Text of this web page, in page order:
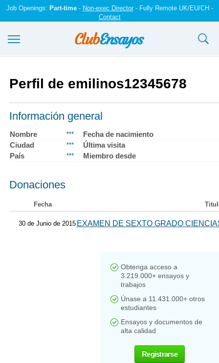
Job Openings: Part-time- Non-exec Director- Fully Remote UK/EU/CH -
Contact
Registrarse
Iniciar sesión
Contáctenos
Perfil de emilinos12345678
Información general
Nombre ***
Fecha de nacimiento
Ciudad
***
Última visita
País
*** Miembro desde
Donaciones
Fecha
30 de Junio de 2015 EXAMEN DE SEXTO GRADO
Obtenga acceso a
3.219.000+ ensayos y
trabajos
Únase a 11.431.000+ otros
estudiantes
Ensayos y documentos de
alta calidad
Registrarse